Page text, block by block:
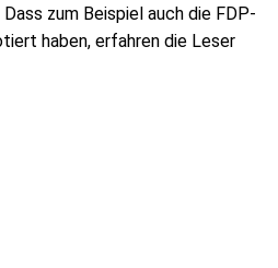
zum Beispiel auch die FDP-
haben, erfahren die Leser